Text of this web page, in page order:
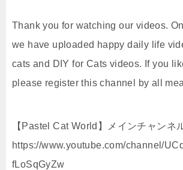
Thank you for watching our videos.
we have uploaded happy daily life
cats and DIY for Cats videos. If you
please register this channel by all
【Pastel Cat World】メインチャンネ
https://www.youtube.com/channel/
fLoSqGyZw